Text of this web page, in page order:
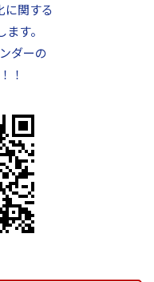
に関する
す。
ダーの
！